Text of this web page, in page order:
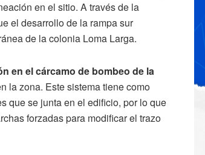
en el sitio. A través de la
el desarrollo de la rampa sur
de la colonia Loma Larga.
en el cárcamo de bombeo de la
la zona. Este sistema tiene como
que se junta en el edificio, por lo que
forzadas para modificar el trazo